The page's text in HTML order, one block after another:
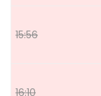
15:56
16:10